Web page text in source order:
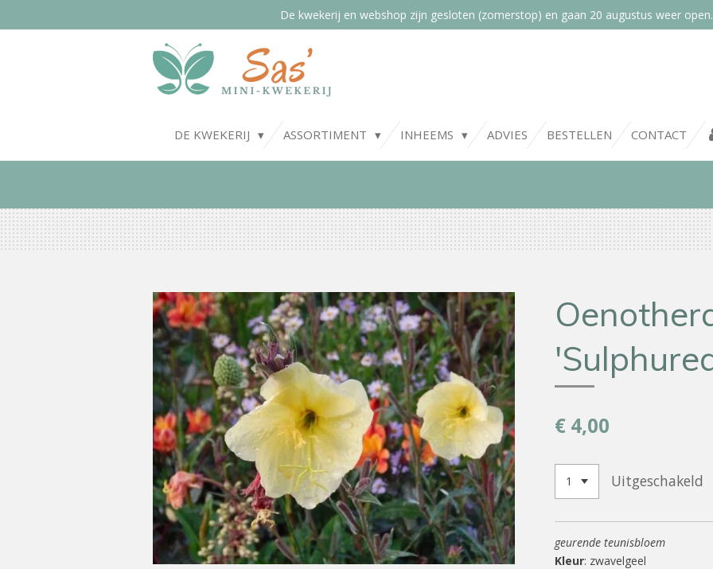
De kwekerij en webshop zijn gesloten (zomerstop) en gaan 20 augustus weer
DE KWEKERIJ ASSORTIMENT INHEEMS ADVIES BESTELLEN CONTACT
€ 4,00
Uitgeschakeld
geurende teunisbloem
Kleur: zwavelgeel